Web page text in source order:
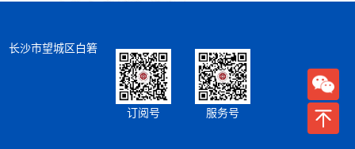
长沙市望城区白箬
订阅号 服务号